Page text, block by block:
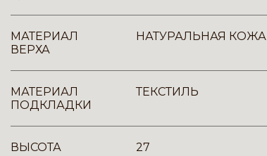
МАТЕРИАЛ
ВЕРХА
НАТУРАЛЬНАЯ КОЖА
МАТЕРИАЛ
ПОДКЛАДКИ
ТЕКСТИЛЬ
ВЫСОТА 27